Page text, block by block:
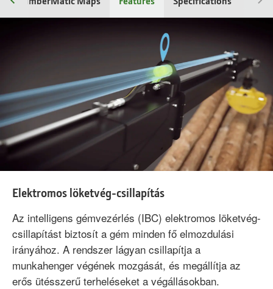
Elektromos löketvég-csillapítás
Az intelligens gémvezérlés (IBC) elektromos löketvég-
csillapítást biztosít a gém minden fő elmozdulási
irányához. A rendszer lágyan csillapítja a
munkahenger végének mozgását, és megállítja az
erős ütésszerű terheléseket a végállásokban.